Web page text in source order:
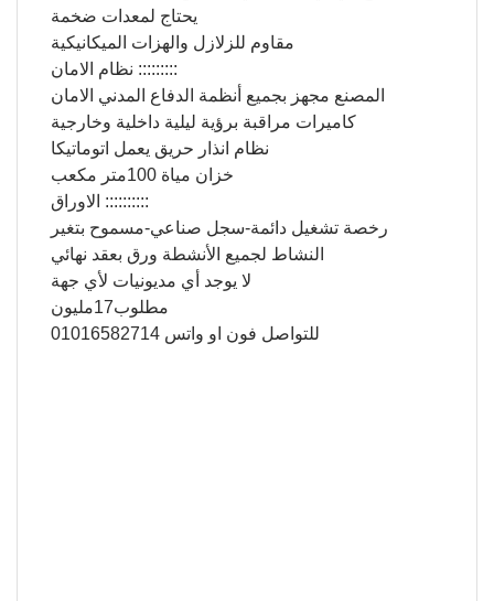
يحتاج لمعدات ضخمة
مقاوم للزلازل والهزات الميكانيكية
نظام الامان :::::::::
المصنع مجهز بجميع أنظمة الدفاع المدني الامان
كاميرات مراقبة برؤية ليلية داخلية وخارجية
نظام انذار حريق يعمل اتوماتيكا
خزان مياة 100متر مكعب
الاوراق ::::::::::
رخصة تشغيل دائمة-سجل صناعي-مسموح بتغير
النشاط لجميع الأنشطة ورق بعقد نهائي
لا يوجد أي مديونيات لأي جهة
مطلوب17مليون
للتواصل فون او واتس 01016582714